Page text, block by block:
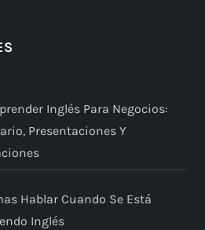
Inglés Para Negocios:
Presentaciones Y
Hablar Cuando Se Está
Inglés